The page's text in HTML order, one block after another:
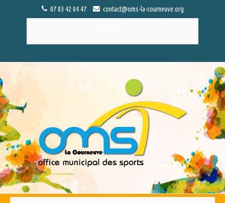
07 83 42 04 47 contact@oms-la-courneuve.org